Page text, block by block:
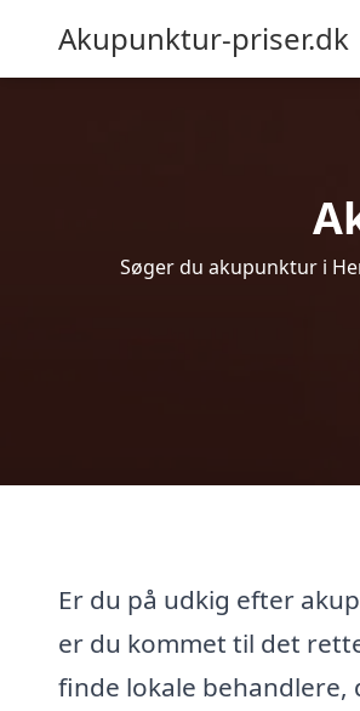
Akupunktur-priser.dk
Søger du akupunktur i
Er du på udkig efter
er du kommet til det
finde lokale behandlere,